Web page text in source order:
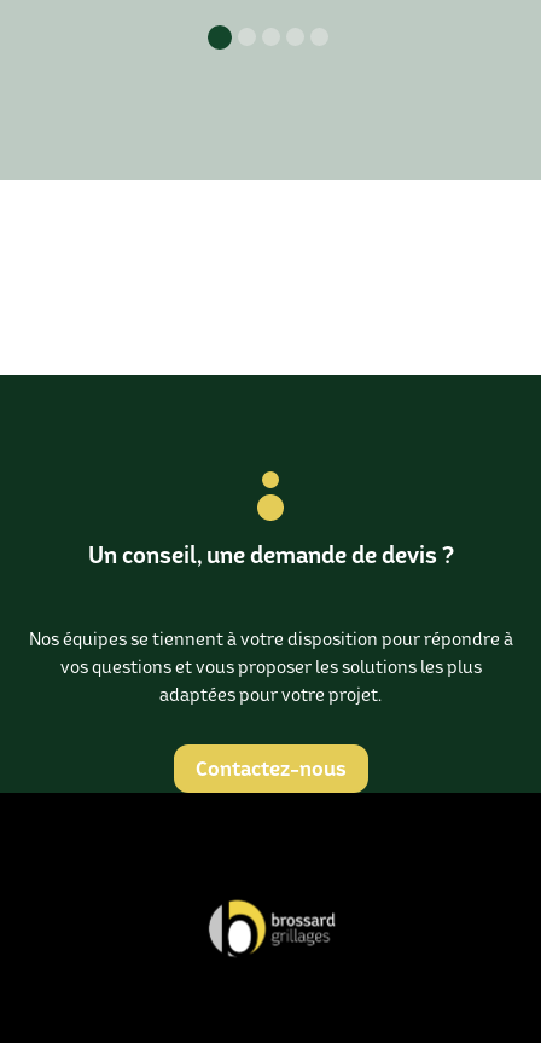
Un conseil, une demande de devis ?
Nos équipes se tiennent à votre disposition pour répondre à
vos questions et vous proposer les solutions les plus
adaptées pour votre projet.
Contactez-nous